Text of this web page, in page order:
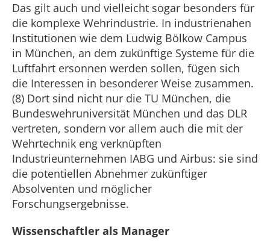
Das gilt auch und vielleicht sogar besonders für
die komplexe Wehrindustrie. In industrienahen
Institutionen wie dem Ludwig Bölkow Campus
in München, an dem zukünftige Systeme für die
Luftfahrt ersonnen werden sollen, fügen sich
die Interessen in besonderer Weise zusammen.
(8) Dort sind nicht nur die TU München, die
Bundeswehruniversität München und das DLR
vertreten, sondern vor allem auch die mit der
Wehrtechnik eng verknüpften
Industrieunternehmen IABG und Airbus: sie sind
die potentiellen Abnehmer zukünftiger
Absolventen und möglicher
Forschungsergebnisse.
Wissenschaftler als Manager